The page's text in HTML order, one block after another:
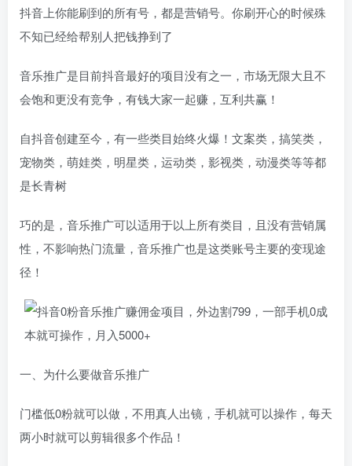
抖音上你能刷到的所有号，都是营销号。你刷开心的时候殊
不知已经给帮别人把钱挣到了
音乐推广是目前抖音最好的项目没有之一，市场无限大且不
会饱和更没有竞争，有钱大家一起赚，互利共赢！
自抖音创建至今，有一些类目始终火爆！文案类，搞笑类，
宠物类，萌娃类，明星类，运动类，影视类，动漫类等等都
是长青树
巧的是，音乐推广可以适用于以上所有类目，且没有营销属
性，不影响热门流量，音乐推广也是这类账号主要的变现途
径！
一、为什么要做音乐推广
门槛低0粉就可以做，不用真人出镜，手机就可以操作，每天
两小时就可以剪辑很多个作品！